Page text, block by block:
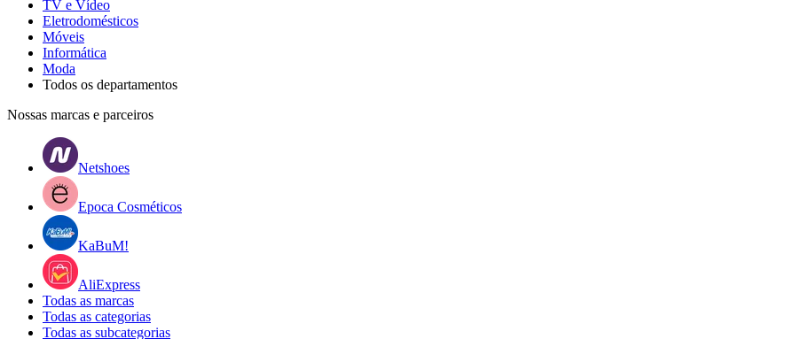
TV e Vídeo
Eletrodomésticos
Móveis
Informática
Moda
Todos os departamentos
Nossas marcas e parceiros
Netshoes
Epoca Cosméticos
KaBuM!
AliExpress
Todas as marcas
Todas as categorias
Todas as subcategorias